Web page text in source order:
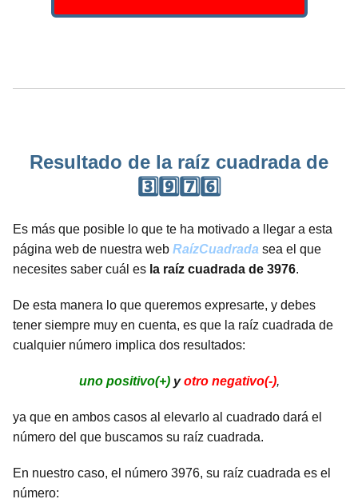
Resultado de la raíz cuadrada de
3️⃣9️⃣7️⃣6️⃣
Es más que posible lo que te ha motivado a llegar a esta
página web de nuestra web RaízCuadrada sea el que
necesites saber cuál es la raíz cuadrada de 3976.
De esta manera lo que queremos expresarte, y debes
tener siempre muy en cuenta, es que la raíz cuadrada de
cualquier número implica dos resultados:
uno positivo(+)yotro negativo(-),
ya que en ambos casos al elevarlo al cuadrado dará el
número del que buscamos su raíz cuadrada.
En nuestro caso, el número 3976, su raíz cuadrada es el
número: